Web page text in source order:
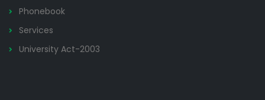
Phonebook
Services
University Act-2003